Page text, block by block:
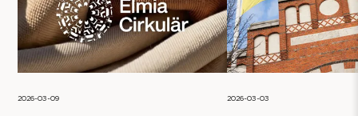
2026-03-09 2026-03-03